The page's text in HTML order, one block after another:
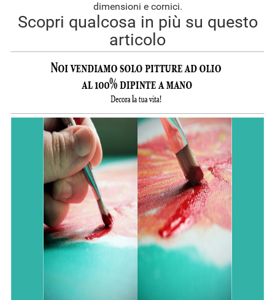
dimensioni e cornici.
Scopri qualcosa in più su questo
articolo